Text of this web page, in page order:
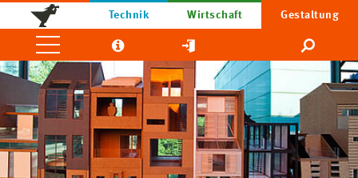
Technik Wirtschaft Gestaltung